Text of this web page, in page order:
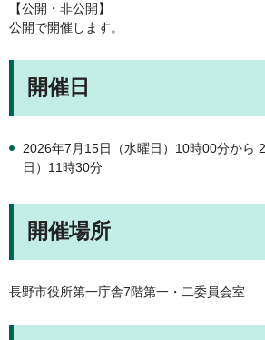
【公開・非公開】
公開で開催します。
開催日
2026年7月15日（水曜日）10時00分から
日）11時30分
開催場所
長野市役所第一庁舎7階第一・二委員会室